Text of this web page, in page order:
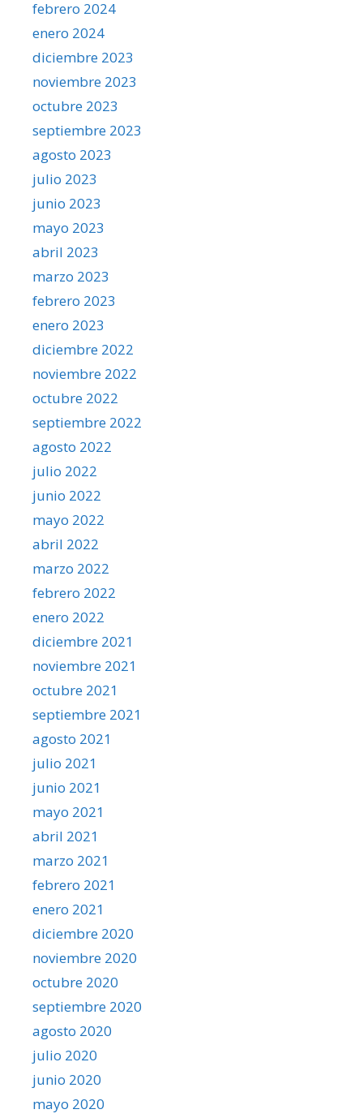
febrero 2024
enero 2024
diciembre 2023
noviembre 2023
octubre 2023
septiembre 2023
agosto 2023
julio 2023
junio 2023
mayo 2023
abril 2023
marzo 2023
febrero 2023
enero 2023
diciembre 2022
noviembre 2022
octubre 2022
septiembre 2022
agosto 2022
julio 2022
junio 2022
mayo 2022
abril 2022
marzo 2022
febrero 2022
enero 2022
diciembre 2021
noviembre 2021
octubre 2021
septiembre 2021
agosto 2021
julio 2021
junio 2021
mayo 2021
abril 2021
marzo 2021
febrero 2021
enero 2021
diciembre 2020
noviembre 2020
octubre 2020
septiembre 2020
agosto 2020
julio 2020
junio 2020
mayo 2020